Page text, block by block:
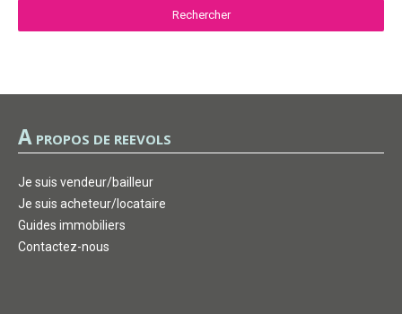
A PROPOS DE REEVOLS
Je suis vendeur/bailleur
Je suis acheteur/locataire
Guides immobiliers
Contactez-nous